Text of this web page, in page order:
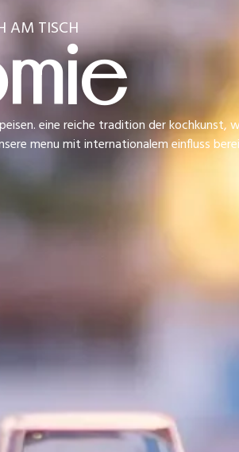
AM TISCH
eine reiche tradition der kochkunst,
menu mit internationalem einfluss